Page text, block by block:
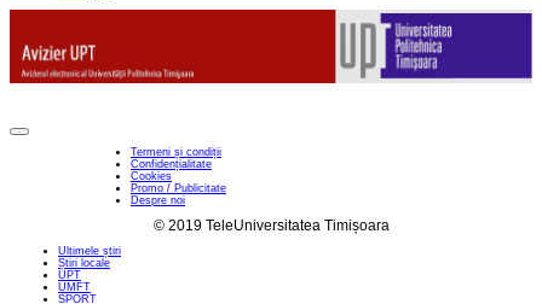
Termeni și condiții
Confidențialitate
Cookies
Promo / Publicitate
Despre noi
© 2019 TeleUniversitatea Timișoara
Ultimele știri
Știri locale
UPT
UMFT
SPORT